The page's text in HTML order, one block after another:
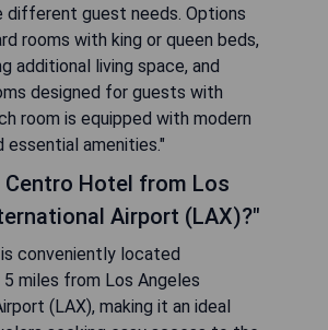
different guest needs. Options
rooms with king or queen beds,
additional living space, and
designed for guests with
room is equipped with modern
essential amenities."
Hotel from Los
Airport (LAX)?"
conveniently located
miles from Los Angeles
(LAX), making it an ideal